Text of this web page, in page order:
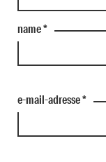
name*
e-mail-adresse*